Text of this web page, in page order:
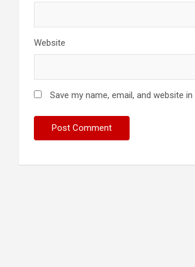
Website
Save my name, email, and website